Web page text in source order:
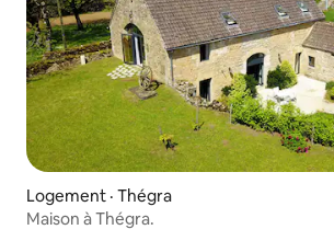
Logement · Thégra
Maison à Thégra.